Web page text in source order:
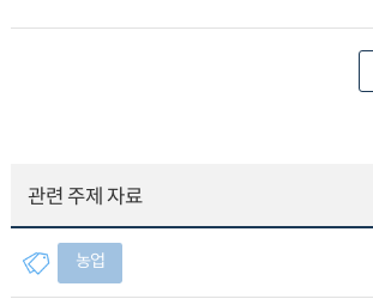
관련 주제 자료
농업